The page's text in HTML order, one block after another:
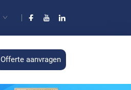
Offerte aanvragen